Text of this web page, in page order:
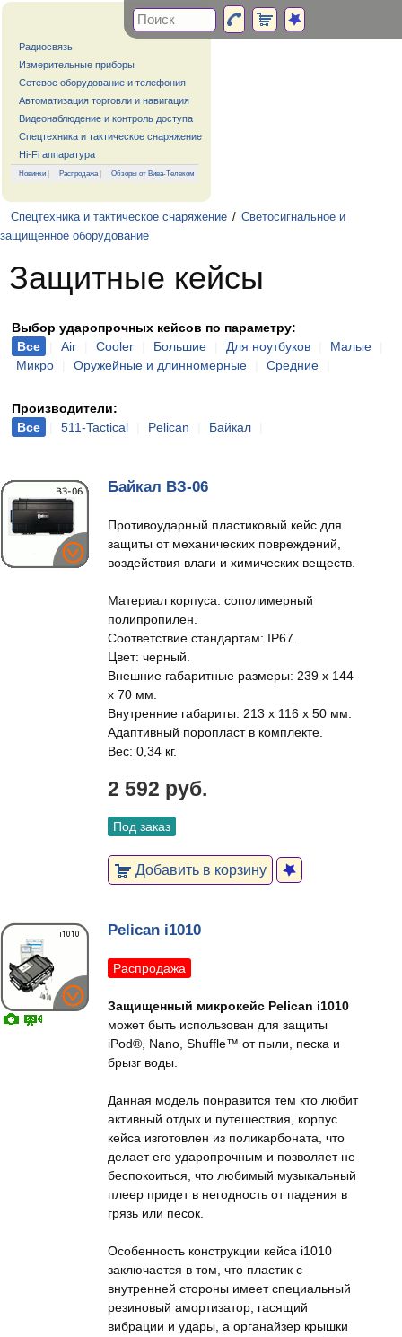
Радиосвязь
Измерительные приборы
Сетевое оборудование и телефония
Автоматизация торговли и навигация
Видеонаблюдение и контроль доступа
Спецтехника и тактическое снаряжение
Hi-Fi аппаратура
Новинки | Распродажа| Обзоры от Вива-Телеком
Спецтехника и тактическое снаряжение / Светосигнальное и
защищенное оборудование
Защитные кейсы
Выбор ударопрочных кейсов по параметру:
Все
Air Cooler Большие Для ноутбуков Малые
Микро
Оружейные и длинномерные Средние
Производители:
Все
511-Tactical Pelican Байкал
Байкал ВЗ-06
Противоударный пластиковый кейс для
защиты от механических повреждений,
воздействия влаги и химических веществ.
Материал корпуса: сополимерный
полипропилен.
Соответствие стандартам: IP67.
Цвет: черный.
Внешние габаритные размеры: 239 х 144
х 70 мм.
Внутренние габариты: 213 х 116 х 50 мм.
Адаптивный поропласт в комплекте.
Вес: 0,34 кг.
2 592 руб.
Под заказ
Добавить в корзину
Pelican i1010
Распродажа
Защищенный микрокейс Pelican i1010
может быть использован для защиты
iPod®, Nano, Shuffle™ от пыли, песка и
брызг воды.
Данная модель понравится тем кто любит
активный отдых и путешествия, корпус
кейса изготовлен из поликарбоната, что
делает его ударопрочным и позволяет не
беспокоиться, что любимый музыкальный
плеер придет в негодность от падения в
грязь или песок.
Особенность конструкции кейса i1010
заключается в том, что пластик с
внутренней стороны имеет специальный
резиновый амортизатор, гасящий
вибрации и удары, а органайзер крышки